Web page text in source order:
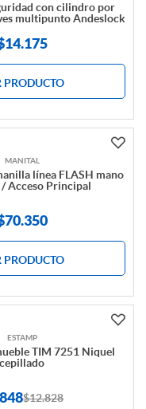
con cilindro por
multipunto Andeslock
PRODUCTO
MANITAL
línea FLASH mano
Acceso Principal
70.350
PRODUCTO
ESTAMP
TIM 7251 Niquel
cepillado
$12.828